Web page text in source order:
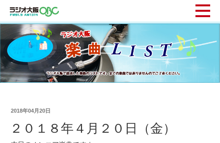
2018年04月20日
２０１８年４月２０日（金）